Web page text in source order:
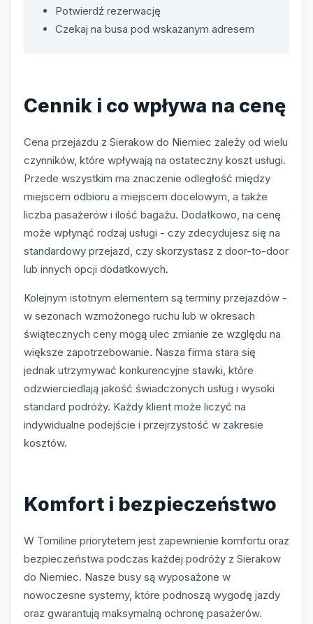
Potwierdź rezerwację
Czekaj na busa pod wskazanym adresem
Cennik i co wpływa na cenę
Cena przejazdu z Sierakow do Niemiec zależy od wielu
czynników, które wpływają na ostateczny koszt usługi.
Przede wszystkim ma znaczenie odległość między
miejscem odbioru a miejscem docelowym, a także
liczba pasażerów i ilość bagażu. Dodatkowo, na cenę
może wpłynąć rodzaj usługi - czy zdecydujesz się na
standardowy przejazd, czy skorzystasz z door-to-door
lub innych opcji dodatkowych.
Kolejnym istotnym elementem są terminy przejazdów -
w sezonach wzmożonego ruchu lub w okresach
świątecznych ceny mogą ulec zmianie ze względu na
większe zapotrzebowanie. Nasza firma stara się
jednak utrzymywać konkurencyjne stawki, które
odzwierciedlają jakość świadczonych usług i wysoki
standard podróży. Każdy klient może liczyć na
indywidualne podejście i przejrzystość w zakresie
kosztów.
Komfort i bezpieczeństwo
W Tomiline priorytetem jest zapewnienie komfortu oraz
bezpieczeństwa podczas każdej podróży z Sierakow
do Niemiec. Nasze busy są wyposażone w
nowoczesne systemy, które podnoszą wygodę jazdy
oraz gwarantują maksymalną ochronę pasażerów.